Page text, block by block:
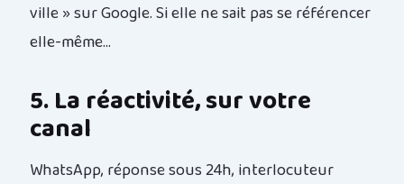
ville » sur Google. Si elle ne sait pas se référencer
elle-même…
5. La réactivité, sur votre
canal
WhatsApp, réponse sous 24h, interlocuteur